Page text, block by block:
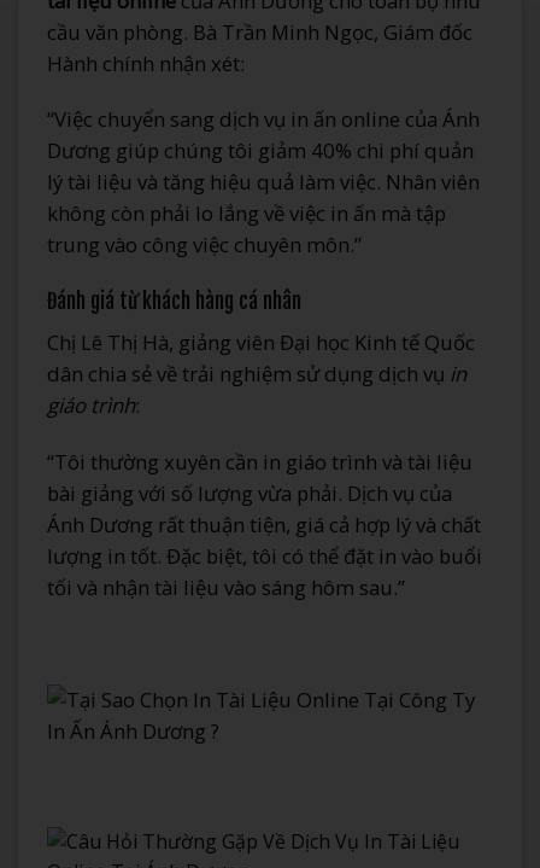
cầu văn phòng. Bà Trần Minh Ngọc, Giám đốc
Hành chính nhận xét:
“Việc chuyển sang dịch vụ in ấn online của Ánh
Dương giúp chúng tôi giảm 40% chi phí quản
lý tài liệu và tăng hiệu quả làm việc. Nhân viên
không còn phải lo lắng về việc in ấn mà tập
trung vào công việc chuyên môn.”
Đánh giá từ khách hàng cá nhân
Chị Lê Thị Hà, giảng viên Đại học Kinh tế Quốc
dân chia sẻ về trải nghiệm sử dụng dịch vụ in
giáo trình:
“Tôi thường xuyên cần in giáo trình và tài liệu
bài giảng với số lượng vừa phải. Dịch vụ của
Ánh Dương rất thuận tiện, giá cả hợp lý và chất
lượng in tốt. Đặc biệt, tôi có thể đặt in vào buổi
tối và nhận tài liệu vào sáng hôm sau.”